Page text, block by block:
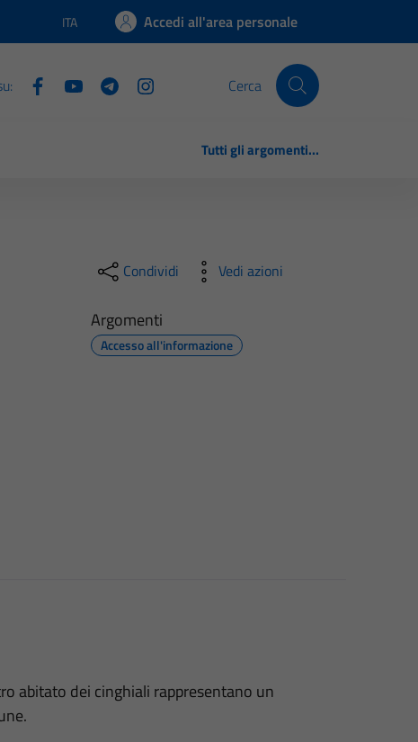
Lingua attiva:
ITA Accedi all'area personale
Cerca
Tutti gli argomenti...
Condividi Vedi azioni
Argomenti
Accesso all'informazione
abitato dei cinghiali rappresentano un